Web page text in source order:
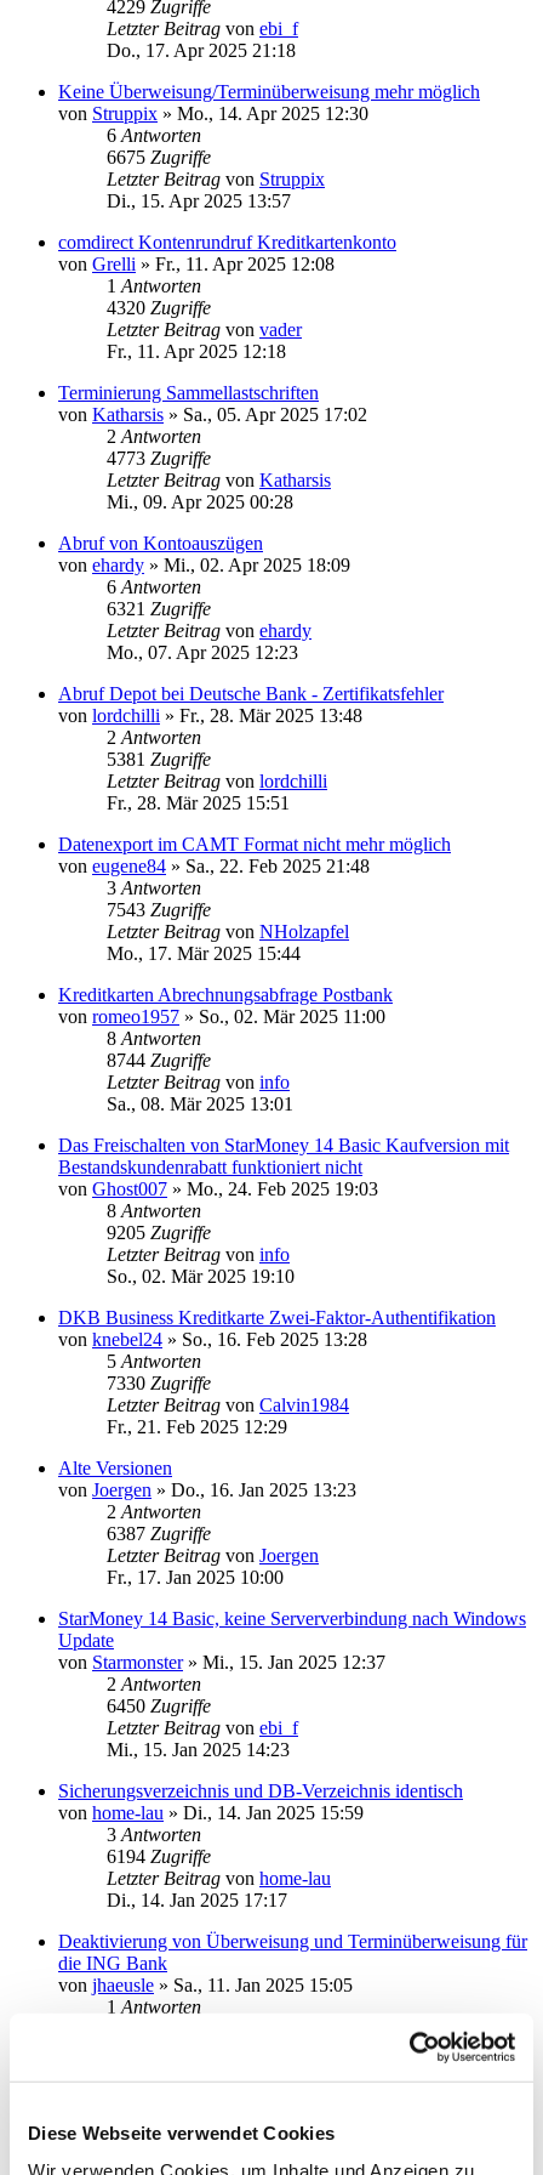
Diese Webseite verwendet Cookies
Wir verwenden Cookies, um Inhalte und Anzeigen zu
4229 Zugriffe
Letzter Beitrag von ebi_f
Do., 17. Apr 2025 21:18
Keine Überweisung/Terminüberweisung mehr möglich
von Struppix » Mo., 14. Apr 2025 12:30
6 Antworten
6675 Zugriffe
Letzter Beitrag von Struppix
Di., 15. Apr 2025 13:57
comdirect Kontenrundruf Kreditkartenkonto
von Grelli » Fr., 11. Apr 2025 12:08
1 Antworten
4320 Zugriffe
Letzter Beitrag von vader
Fr., 11. Apr 2025 12:18
Terminierung Sammellastschriften
von Katharsis » Sa., 05. Apr 2025 17:02
2 Antworten
4773 Zugriffe
Letzter Beitrag von Katharsis
Mi., 09. Apr 2025 00:28
Abruf von Kontoauszügen
von ehardy » Mi., 02. Apr 2025 18:09
6 Antworten
6321 Zugriffe
Letzter Beitrag von ehardy
Mo., 07. Apr 2025 12:23
Abruf Depot bei Deutsche Bank - Zertifikatsfehler
von lordchilli » Fr., 28. Mär 2025 13:48
2 Antworten
5381 Zugriffe
Letzter Beitrag von lordchilli
Fr., 28. Mär 2025 15:51
Datenexport im CAMT Format nicht mehr möglich
von eugene84 » Sa., 22. Feb 2025 21:48
3 Antworten
7543 Zugriffe
Letzter Beitrag von NHolzapfel
Mo., 17. Mär 2025 15:44
Kreditkarten Abrechnungsabfrage Postbank
von romeo1957 » So., 02. Mär 2025 11:00
8 Antworten
8744 Zugriffe
Letzter Beitrag von info
Sa., 08. Mär 2025 13:01
Das Freischalten von StarMoney 14 Basic Kaufversion mit
Bestandskundenrabatt funktioniert nicht
von Ghost007 » Mo., 24. Feb 2025 19:03
8 Antworten
9205 Zugriffe
Letzter Beitrag von info
So., 02. Mär 2025 19:10
DKB Business Kreditkarte Zwei-Faktor-Authentifikation
von knebel24 » So., 16. Feb 2025 13:28
5 Antworten
7330 Zugriffe
Letzter Beitrag von Calvin1984
Fr., 21. Feb 2025 12:29
Alte Versionen
von Joergen » Do., 16. Jan 2025 13:23
2 Antworten
6387 Zugriffe
Letzter Beitrag von Joergen
Fr., 17. Jan 2025 10:00
StarMoney 14 Basic, keine Serververbindung nach Windows
Update
von Starmonster» Mi., 15. Jan 2025 12:37
2 Antworten
6450 Zugriffe
Letzter Beitrag von ebi_f
Mi., 15. Jan 2025 14:23
Sicherungsverzeichnis und DB-Verzeichnis identisch
von home-lau » Di., 14. Jan 2025 15:59
3 Antworten
6194 Zugriffe
Letzter Beitrag von home-lau
Di., 14. Jan 2025 17:17
Deaktivierung von Überweisung und Terminüberweisung für
die ING Bank
von jhaeusle » Sa., 11. Jan 2025 15:05
1 Antworten
vonRB.»Di., 07. Jan 2025 14:47